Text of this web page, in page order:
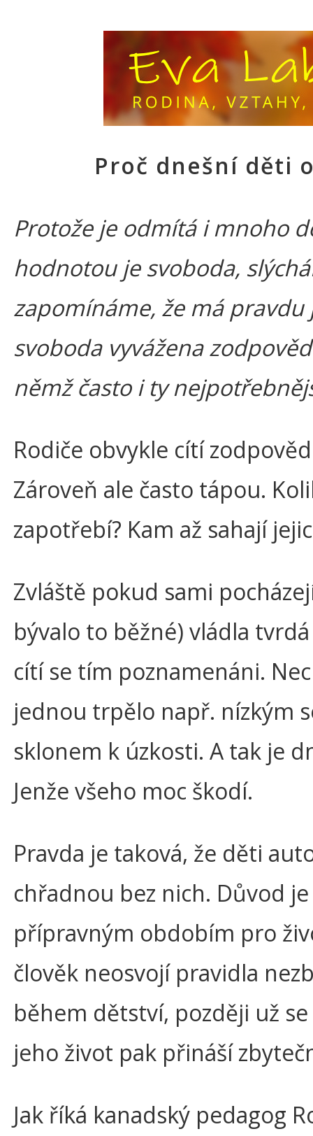
Proč dnešní děti
Protože je odmítá i mnoho
hodnotou je svoboda,
zapomínáme, že má
svoboda vyvážena
němž často i ty
Rodiče obvykle cítí
Zároveň ale často tápou.
zapotřebí? Kam až sahají
Zvláště pokud sami
bývalo to běžné) vládla
cítí se tím poznamenáni.
jednou trpělo např. nízkým
sklonem k úzkosti. A tak je
Jenže všeho moc škodí.
Pravda je taková, že děti
chřadnou bez nich. Důvod
přípravným obdobím pro
člověk neosvojí pravidla
během dětství, později už
jeho život pak přináší
Jak říká kanadský pedagog